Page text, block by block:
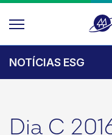
NOTÍCIAS ESG
Dia C